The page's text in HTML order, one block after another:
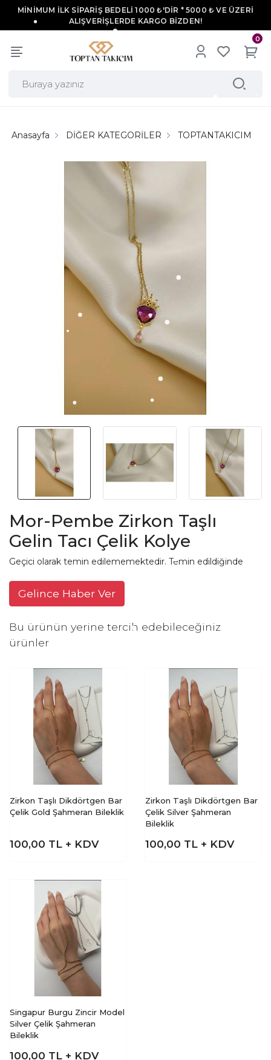
MİNİMUM İLK SİPARİŞ BEDELİ 1000 ₺'DİR * 5000 ₺ VE ÜZERİ
ALIŞVERİŞLERDE KARGO BİZDEN!
0
Anasayfa DİĞER KATEGORİLER TOPTANTAKICIM
Mor-Pembe Zirkon Taşlı
Gelin Tacı Çelik Kolye
Geçici olarak temin edilememektedir. Temin edildiğinde
Gelince Haber Ver
Bu ürünün yerine tercih edebileceğiniz
ürünler
Zirkon Taşlı Dikdörtgen Bar
Çelik Gold Şahmeran Bileklik
100,00 TL + KDV
Zirkon Taşlı Dikdörtgen Bar
Çelik Silver Şahmeran
Bileklik
100,00 TL + KDV
Singapur Burgu Zincir Model
Silver Çelik Şahmeran
Bileklik
100,00 TL + KDV